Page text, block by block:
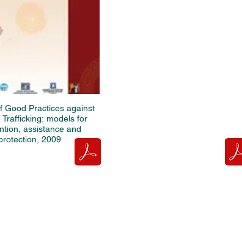
Good Practices against
Trafficking: models for
assistance and
2009